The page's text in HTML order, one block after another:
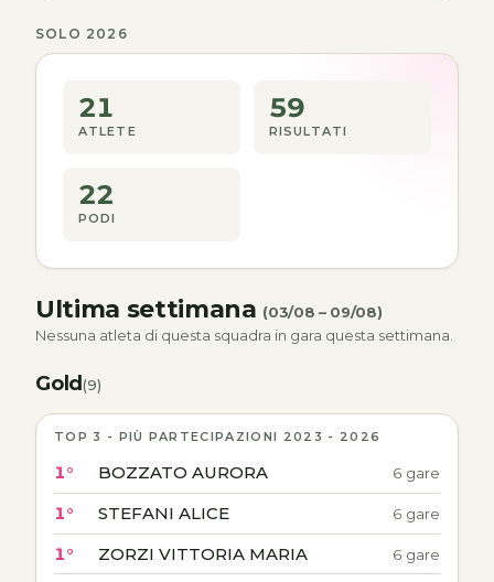
SOLO 2026
21
ATLETE
59
RISULTATI
22
PODI
Ultima settimana (03/08 – 09/08)
Nessuna atleta di questa squadra in gara questa settimana.
Gold(9)
TOP 3 - PIÙ PARTECIPAZIONI 2023 - 2026
1° BOZZATO AURORA 6 gare
1° STEFANI ALICE 6 gare
1° ZORZI VITTORIA MARIA 6 gare